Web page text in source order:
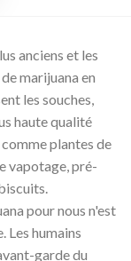
anciens et les
marijuana en
les souches,
haute qualité
plantes de
vapotage, pré-
pour nous n'est
Les humains
garde du